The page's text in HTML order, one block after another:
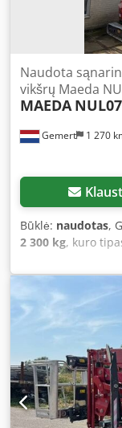
Gemert 1 270
Naudota
vikšrų Maeda
MAEDA
Būklė: naudotas,
2 300 kg, kuro
strėlės tipo
Svoris: 2300 kg
x 1,96 metro
Afuer Dyzelinas
Sandėlyje yra 6 vnt.!